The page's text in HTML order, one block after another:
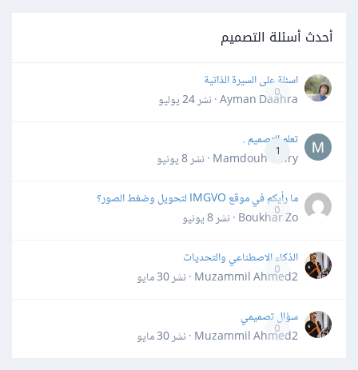
أحدث أسئلة التصميم
0
اسئلة على السيرة الذاتية
Ayman Daahra · نشر
24 يوليو
1
تعلم التصميم .
Mamdouh Khiry · نشر
8 يونيو
0
ما رأيكم في موقع IMGVO لتحويل وضغط الصور؟
Boukhar Zo · نشر
8 يونيو
0
الذكاء الاصطناعي والتحديات
Muzammil Ahmed2 · نشر
30 مايو
0
سؤال تصميمي
Muzammil Ahmed2 · نشر
30 مايو